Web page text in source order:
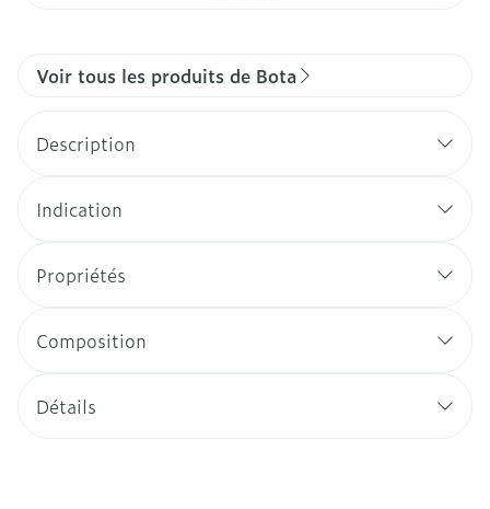
Voir tous les produits de Bota
Description
Indication
Propriétés
Composition
Détails